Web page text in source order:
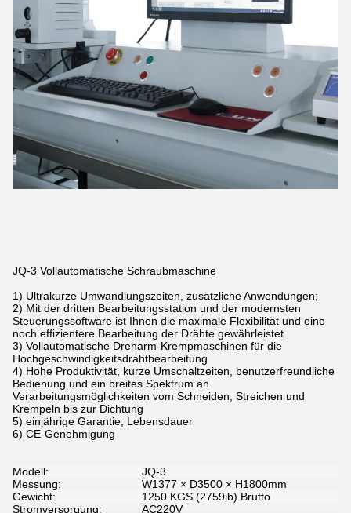
JQ-3 Vollautomatische Schraubmaschine
1) Ultrakurze Umwandlungszeiten, zusätzliche Anwendungen;
2) Mit der dritten Bearbeitungsstation und der modernsten
Steuerungssoftware ist Ihnen die maximale Flexibilität und eine
noch effizientere Bearbeitung der Drähte gewährleistet.
3) Vollautomatische Dreharm-Krempmaschinen für die
Hochgeschwindigkeitsdrahtbearbeitung
4) Hohe Produktivität, kurze Umschaltzeiten, benutzerfreundliche
Bedienung und ein breites Spektrum an
Verarbeitungsmöglichkeiten vom Schneiden, Streichen und
Krempeln bis zur Dichtung
5) einjährige Garantie, Lebensdauer
6) CE-Genehmigung
Modell:
JQ-3
Messung:
W1377 × D3500 × H1800mm
Gewicht:
1250 KGS (2759ib) Brutto
Stromversorgung:
AC220V